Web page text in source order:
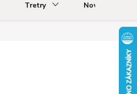
Tretry Nově v